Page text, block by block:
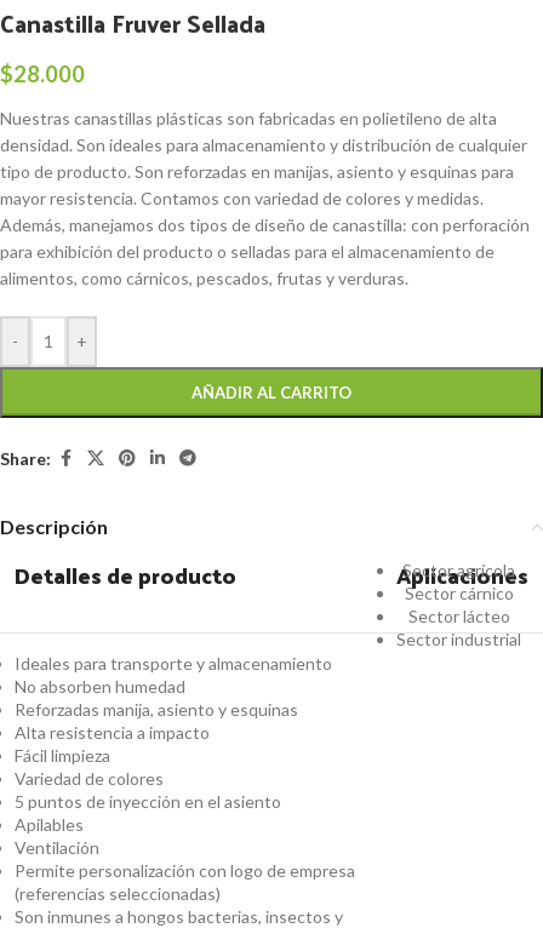
Canastilla Fruver Sellada
$28.000
Nuestras canastillas plásticas son fabricadas en polietileno de alta
densidad. Son ideales para almacenamiento y distribución de cualquier
tipo de producto. Son reforzadas en manijas, asiento y esquinas para
mayor resistencia. Contamos con variedad de colores y medidas.
Además, manejamos dos tipos de diseño de canastilla: con perforación
para exhibición del producto o selladas para el almacenamiento de
alimentos, como cárnicos, pescados, frutas y verduras.
- +
AÑADIR AL CARRITO
Share:
Descripción
Detalles de producto Aplicaciones
Ideales para transporte y almacenamiento
No absorben humedad
Reforzadas manija, asiento y esquinas
Alta resistencia a impacto
Fácil limpieza
Variedad de colores
5 puntos de inyección en el asiento
Apilables
Ventilación
Permite personalización con logo de empresa
(referencias seleccionadas)
Son inmunes a hongos bacterias, insectos y
Sector agrícola
Sector cárnico
Sector lácteo
Sector industrial